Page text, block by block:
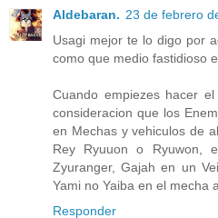
Aldebaran. 23 de febrero
Usagi mejor te lo digo por
como que medio fastidioso
Cuando empiezes hacer
consideracion que los
en Mechas y vehiculos de
Rey Ryuuon o Ryuwon,
Zyuranger, Gajah en un
Yami no Yaiba en el mecha
Responder